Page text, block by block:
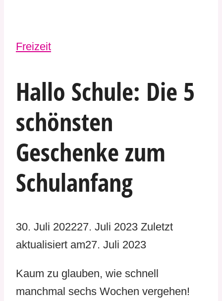
Freizeit
Hallo Schule: Die 5
schönsten
Geschenke zum
Schulanfang
30. Juli 202227. Juli 2023 Zuletzt
aktualisiert am27. Juli 2023
Kaum zu glauben, wie schnell
manchmal sechs Wochen vergehen!